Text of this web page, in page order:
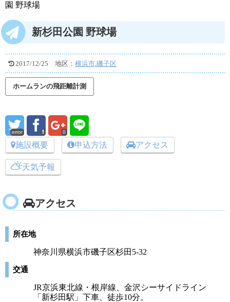
園 野球場
新杉田公園 野球場
2017/12/25 地区： 横浜市,磯子区
error 0
施設概要 申込方法 アクセス
天気予報
アクセス
所在地
神奈川県横浜市磯子区杉田5-32
交通
JR京浜東北線・根岸線、金沢シーサイドライン
「新杉田駅」下車、徒歩10分。